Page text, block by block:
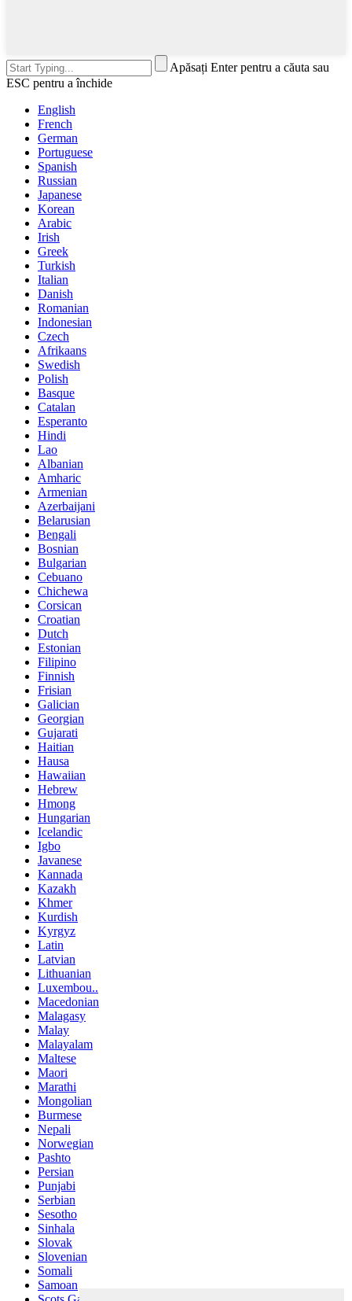
Apăsați Enter pentru a căuta sau
ESC pentru a închide
English
French
German
Portuguese
Spanish
Russian
Japanese
Korean
Arabic
Irish
Greek
Turkish
Italian
Danish
Romanian
Indonesian
Czech
Afrikaans
Swedish
Polish
Basque
Catalan
Esperanto
Hindi
Lao
Albanian
Amharic
Armenian
Azerbaijani
Belarusian
Bengali
Bosnian
Bulgarian
Cebuano
Chichewa
Corsican
Croatian
Dutch
Estonian
Filipino
Finnish
Frisian
Galician
Georgian
Gujarati
Haitian
Hausa
Hawaiian
Hebrew
Hmong
Hungarian
Icelandic
Igbo
Javanese
Kannada
Kazakh
Khmer
Kurdish
Kyrgyz
Latin
Latvian
Lithuanian
Luxembou..
Macedonian
Malagasy
Malay
Malayalam
Maltese
Maori
Marathi
Mongolian
Burmese
Nepali
Norwegian
Pashto
Persian
Punjabi
Serbian
Sesotho
Sinhala
Slovak
Slovenian
Somali
Samoan